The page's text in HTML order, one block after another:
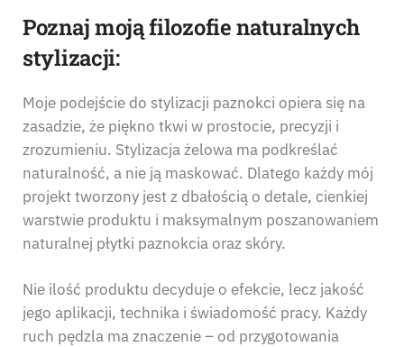
Poznaj moją filozofie naturalnych
stylizacji:
Moje podejście do stylizacji paznokci opiera się na
zasadzie, że piękno tkwi w prostocie, precyzji i
zrozumieniu. Stylizacja żelowa ma podkreślać
naturalność, a nie ją maskować. Dlatego każdy mój
projekt tworzony jest z dbałością o detale, cienkiej
warstwie produktu i maksymalnym poszanowaniem
naturalnej płytki paznokcia oraz skóry.
Nie ilość produktu decyduje o efekcie, lecz jakość
jego aplikacji, technika i świadomość pracy. Każdy
ruch pędzla ma znaczenie – od przygotowania